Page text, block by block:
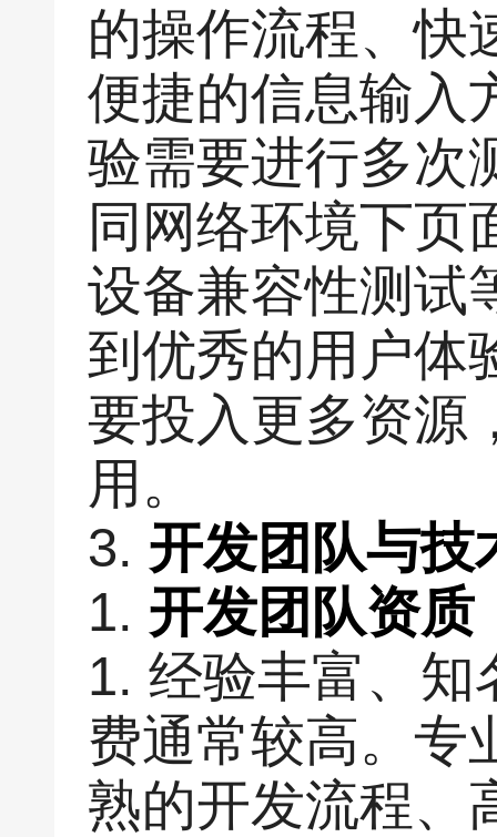
的操作流程、快
便捷的信息输入
验需要进行多次
同网络环境下页
设备兼容性测试
到优秀的用户体
要投入更多资源
用。
3. 开发团队与技
1. 开发团队资质
1. 经验丰富、知
费通常较高。专
熟的开发流程、